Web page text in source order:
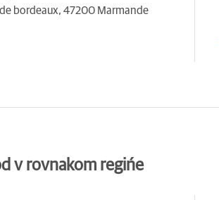
bordeaux, 47200 Marmande
v rovnakom regińe